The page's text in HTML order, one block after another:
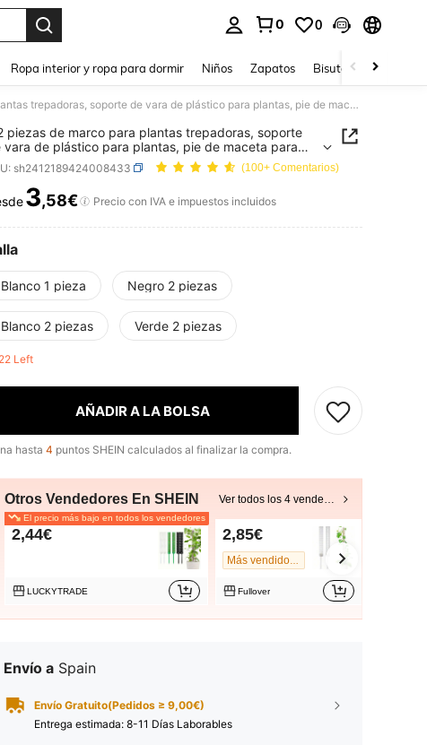
0 0
Ropa interior y ropa para dormir Niños Zapatos Bisutería Y
1/2 piezas de marco para plantas trepadoras, soporte de vara de plástico para plantas, pie de maceta para plantas de interior, accesorios de jardín para plantas de enredadera
piezas de marco para plantas trepadoras, soporte
vara de plástico para plantas, pie de maceta para
de interior, accesorios de jardín para plantas de
sh2412189424008433 (100+ Comentarios)
AND AVAILABILITY
3,58€ Precio con IVA e impuestos incluidos
Blanco 1 pieza Negro 2 piezas
Blanco 2 piezas Verde 2 piezas
22 Left
AÑADIR A LA BOLSA
hasta 4 puntos SHEIN calculados al finalizar la compra.
Otros Vendedores En SHEIN Ver todos los 4 vendedores
El precio más bajo en todos los vendedores
2,44€
LUCKYTRADE
2,85€
Fullover
Envío a Spain
Envío Gratuito(Pedidos ≥ 9,00€)
Entrega estimada: 8-11 Días Laborables